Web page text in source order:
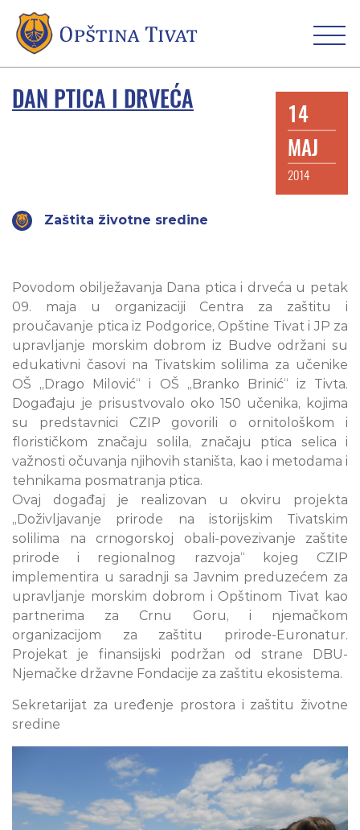
DAN PTICA I DRVEĆA
14
MAJ
2014
Zaštita životne sredine
Povodom obilježavanja Dana ptica i drveća u petak
09. maja u organizaciji Centra za zaštitu i
proučavanje ptica iz Podgorice, Opštine Tivat i JP za
upravljanje morskim dobrom iz Budve održani su
edukativni časovi na Tivatskim solilima za učenike
OŠ „Drago Milović“ i OŠ „Branko Brinić“ iz Tivta.
Događaju je prisustvovalo oko 150 učenika, kojima
su predstavnici CZIP govorili o ornitološkom i
florističkom značaju solila, značaju ptica selica i
važnosti očuvanja njihovih staništa, kao i metodama i
tehnikama posmatranja ptica.
Ovaj događaj je realizovan u okviru projekta
„Doživljavanje prirode na istorijskim Tivatskim
solilima na crnogorskoj obali-povezivanje zaštite
prirode i regionalnog razvoja“ kojeg CZIP
implementira u saradnji sa Javnim preduzećem za
upravljanje morskim dobrom i Opštinom Tivat kao
partnerima za Crnu Goru, i njemačkom
organizacijom za zaštitu prirode-Euronatur.
Projekat je finansijski podržan od strane DBU-
Njemačke državne Fondacije za zaštitu ekosistema.
Sekretarijat za uređenje prostora i zaštitu životne
sredine